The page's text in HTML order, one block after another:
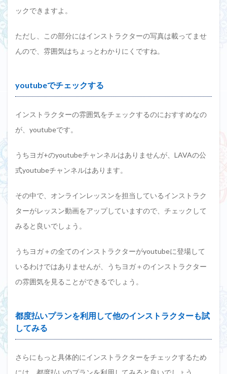
ックできますよ。
ただし、この部分にはインストラクターの写真は載ってませ
んので、雰囲気はちょっとわかりにくですね。
youtubeでチェックする
インストラクターの雰囲気をチェックするのにおすすめなの
が、youtubeです。
うちヨガ+のyoutubeチャンネルはありませんが、LAVAの公
式youtubeチャンネルはあります。
その中で、オンラインレッスンを担当しているインストラク
ターがレッスン動画をアップしていますので、チェックして
みると良いでしょう。
うちヨガ＋の全てのインストラクターがyoutubeに登場して
いるわけではありませんが、うちヨガ＋のインストラクター
の雰囲気を見ることができるでしょう。
都度払いプランを利用して他のインストラクターも試
してみる
さらにもっと具体的にインストラクターをチェックするため
には、都度払いのプランを利用してみると良いでしょう。